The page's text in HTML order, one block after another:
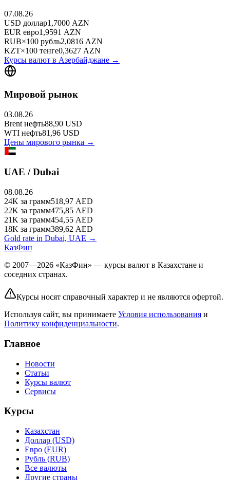
07.08.26
USD доллар1,7000 AZN
EUR евро1,9591 AZN
RUB×100 рубль2,0816 AZN
KZT×100 тенге0,3627 AZN
Курсы валют в Азербайджане →
Мировой рынок
03.08.26
Brent нефть88,90 USD
WTI нефть81,96 USD
Цены мирового рынка →
UAE / Dubai
08.08.26
24K за грамм518,97 AED
22K за грамм475,85 AED
21K за грамм454,55 AED
18K за грамм389,62 AED
Gold rate in Dubai, UAE →
КазФин
© 2007—2026 «КазФин» — курсы валют в Казахстане и
соседних странах.
Курсы носят справочный характер и не являются офертой.
Используя сайт, вы принимаете Условия использования и
Политику конфиденциальности.
Главное
Новости
Статьи
Курсы валют
Сервисы
Курсы
Казахстан
Доллар (USD)
Евро (EUR)
Рубль (RUB)
Все валюты
Другие страны